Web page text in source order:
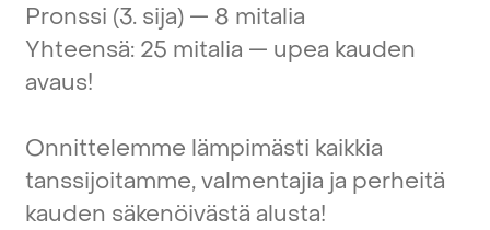
Pronssi (3. sija) — 8 mitalia
Yhteensä: 25 mitalia — upea kauden
avaus!
Onnittelemme lämpimästi kaikkia
tanssijoitamme,valmentajia ja perheitä
kauden säkenöivästä alusta!